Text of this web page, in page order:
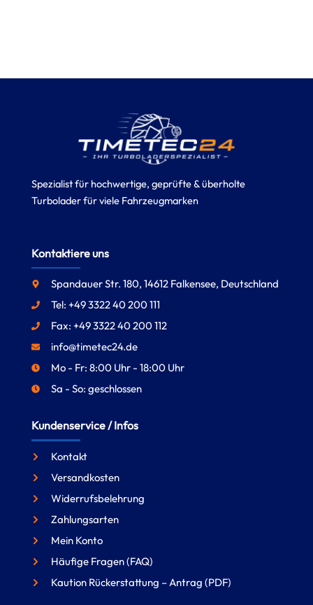
Spezialist für hochwertige, geprüfte & überholte
Turbolader für viele Fahrzeugmarken
Kontaktiere uns
Spandauer Str. 180, 14612 Falkensee, Deutschland
Tel: +49 3322 40 200 111
Fax: +49 3322 40 200 112
info@timetec24.de
Mo - Fr: 8:00 Uhr - 18:00 Uhr
Sa - So: geschlossen
Kundenservice / Infos
Kontakt
Versandkosten
Widerrufsbelehrung
Zahlungsarten
Mein Konto
Häufige Fragen (FAQ)
Kaution Rückerstattung – Antrag (PDF)